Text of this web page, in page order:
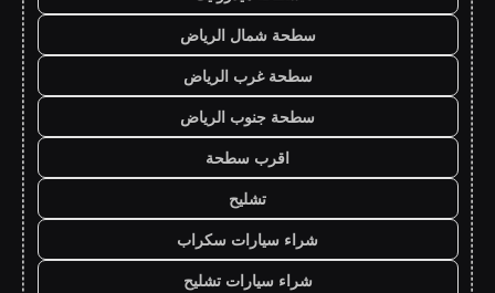
سطحة شمال الرياض
سطحة غرب الرياض
سطحة جنوب الرياض
اقرب سطحة
تشليح
شراء سيارات سكراب
شراء سيارات تشليح